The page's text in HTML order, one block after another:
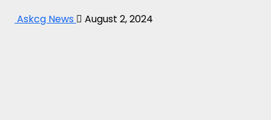
Askcg News August 2, 2024